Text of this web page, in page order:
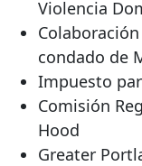
Violencia
condado de
Impuesto
Comisión
Hood
Greater